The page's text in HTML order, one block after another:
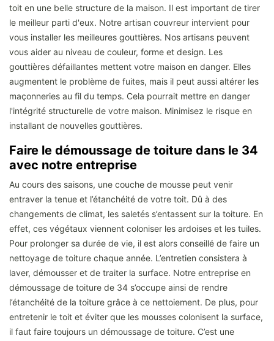
toit en une belle structure de la maison. Il est important de tirer
le meilleur parti d'eux. Notre artisan couvreur intervient pour
vous installer les meilleures gouttières. Nos artisans peuvent
vous aider au niveau de couleur, forme et design. Les
gouttières défaillantes mettent votre maison en danger. Elles
augmentent le problème de fuites, mais il peut aussi altérer les
maçonneries au fil du temps. Cela pourrait mettre en danger
l'intégrité structurelle de votre maison. Minimisez le risque en
installant de nouvelles gouttières.
Faire le démoussage de toiture dans le 34
avec notre entreprise
Au cours des saisons, une couche de mousse peut venir
entraver la tenue et l’étanchéité de votre toit. Dû à des
changements de climat, les saletés s’entassent sur la toiture. En
effet, ces végétaux viennent coloniser les ardoises et les tuiles.
Pour prolonger sa durée de vie, il est alors conseillé de faire un
nettoyage de toiture chaque année. L’entretien consistera à
laver, démousser et de traiter la surface. Notre entreprise en
démoussage de toiture de 34 s’occupe ainsi de rendre
l’étanchéité de la toiture grâce à ce nettoiement. De plus, pour
entretenir le toit et éviter que les mousses colonisent la surface,
il faut faire toujours un démoussage de toiture. C’est une